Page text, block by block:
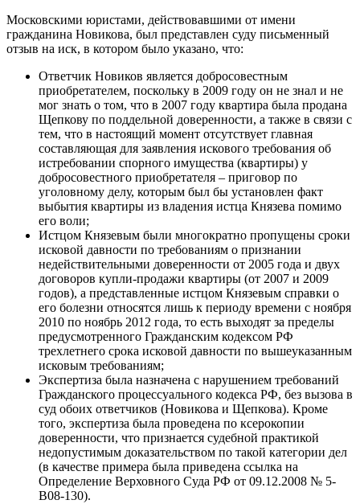
Московскими юристами, действовавшими от имени
гражданина Новикова, был представлен суду письменный
отзыв на иск, в котором было указано, что:
Ответчик Новиков является добросовестным
приобретателем, поскольку в 2009 году он не знал и не
мог знать о том, что в 2007 году квартира была продана
Щепкову по поддельной доверенности, а также в связи с
тем, что в настоящий момент отсутствует главная
составляющая для заявления искового требования об
истребовании спорного имущества (квартиры) у
добросовестного приобретателя – приговор по
уголовному делу, которым был бы установлен факт
выбытия квартиры из владения истца Князева помимо
его воли;
Истцом Князевым были многократно пропущены сроки
исковой давности по требованиям о признании
недействительными доверенности от 2005 года и двух
договоров купли-продажи квартиры (от 2007 и 2009
годов), а представленные истцом Князевым справки о
его болезни относятся лишь к периоду времени с ноября
2010 по ноябрь 2012 года, то есть выходят за пределы
предусмотренного Гражданским кодексом РФ
трехлетнего срока исковой давности по вышеуказанным
исковым требованиям;
Экспертиза была назначена с нарушением требований
Гражданского процессуального кодекса РФ, без вызова в
суд обоих ответчиков (Новикова и Щепкова). Кроме
того, экспертиза была проведена по ксерокопии
доверенности, что признается судебной практикой
недопустимым доказательством по такой категории дел
(в качестве примера была приведена ссылка на
Определение Верховного Суда РФ от 09.12.2008 № 5-
В08-130).